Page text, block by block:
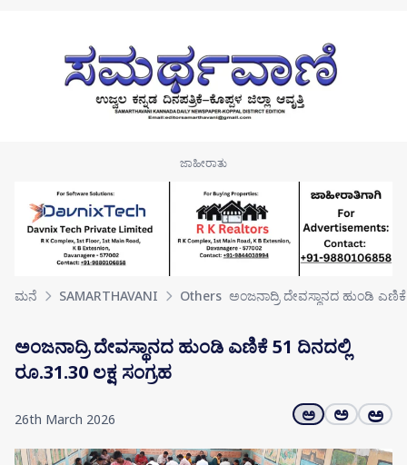
ಮನೆ SAMARTHAVANI Others ಅಂಜನಾದ್ರಿ ದೇವಸ್ಥಾನದ ಹುಂಡಿ
ಅಂಜನಾದ್ರಿ ದೇವಸ್ಥಾನದ ಹುಂಡಿ ಎಣಿಕೆ 51 ದಿನದಲ್ಲಿ
ರೂ.31.30 ಲಕ್ಷ ಸಂಗ್ರಹ
26th March 2026 ಅ ಅ ಅ